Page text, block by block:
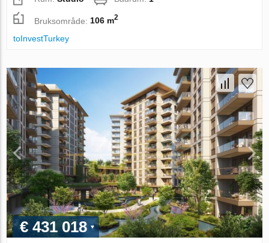
Bruksområde:106 m2
toInvestTurkey
€ 431 018